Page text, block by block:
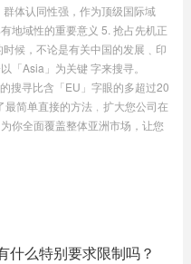
体认同性强，作为顶级国际域
地域性的重要意义 5. 抢占先机正
候，不论是有关中国的发展﹑印
「Asia」为关键 字来搜寻。
搜寻比含「EU」字眼的多超过20
简单直接的方法﹐扩大您公司在
你全面覆盖整体亚洲市场，让您
什么特别要求限制吗？